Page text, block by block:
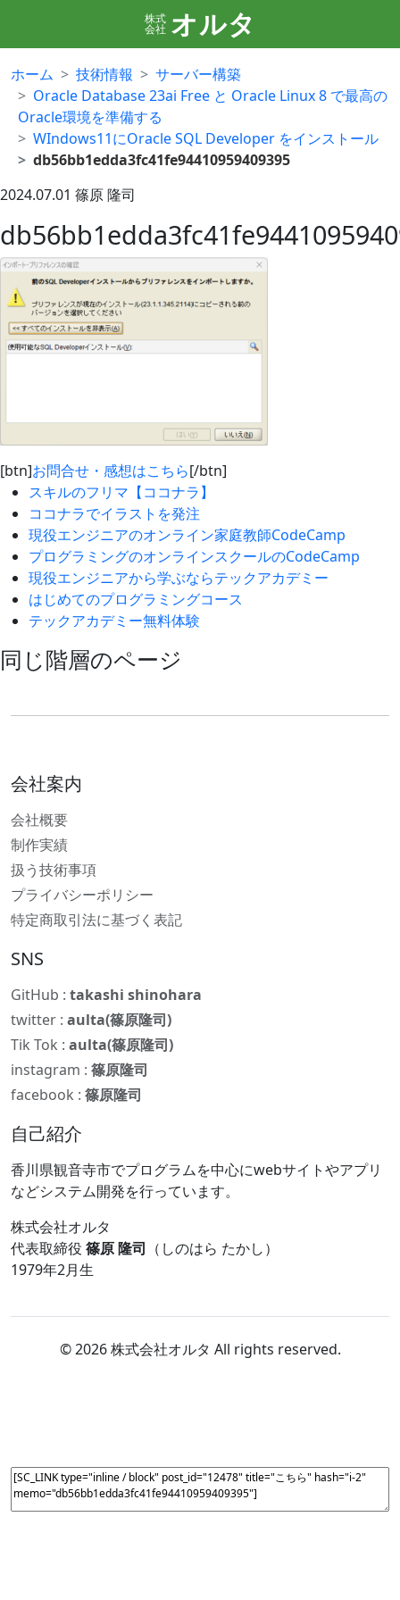
株式
会社 オルタ
ホーム 技術情報
サーバー構築
Oracle Database 23ai Free と Oracle Linux 8 で最高の
Oracle環境を準備する
WIndows11にOracle SQL Developer をインストール
db56bb1edda3fc41fe94410959409395
2024.07.01 篠原 隆司
[btn]お問合せ・感想はこちら[/btn]
スキルのフリマ【ココナラ】
ココナラでイラストを発注
現役エンジニアのオンライン家庭教師CodeCamp
プログラミングのオンラインスクールのCodeCamp
現役エンジニアから学ぶならテックアカデミー
はじめてのプログラミングコース
テックアカデミー無料体験
同じ階層のページ
会社案内
会社概要
制作実績
扱う技術事項
プライバシーポリシー
特定商取引法に基づく表記
SNS
GitHub : takashi shinohara
twitter : aulta(篠原隆司)
Tik Tok : aulta(篠原隆司)
instagram : 篠原隆司
facebook : 篠原隆司
自己紹介
香川県観音寺市でプログラムを中心にwebサイトやアプリ
などシステム開発を行っています。
株式会社オルタ
代表取締役 篠原 隆司 （しのはら たかし）
1979年2月生
© 2026 株式会社オルタ All rights reserved.